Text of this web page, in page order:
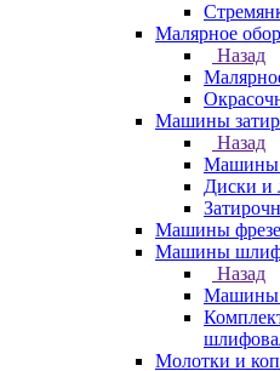
Малярное
Назад
Машины
Назад
Машины
Диски и
Машины
Машины
Назад
Машины
Молотки и